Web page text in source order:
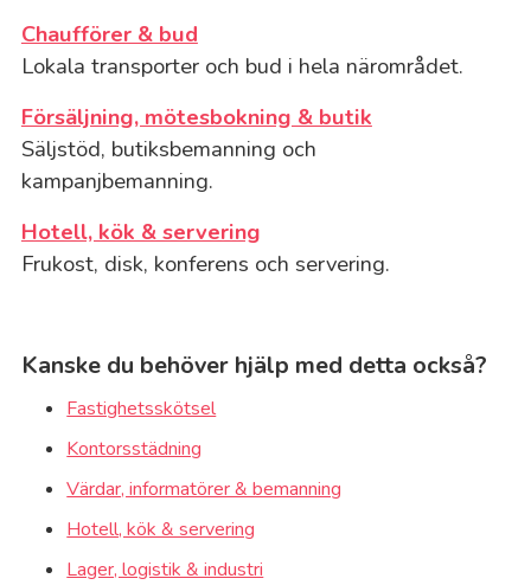
Chaufförer & bud
Lokala transporter och bud i hela närområdet.
Försäljning, mötesbokning & butik
Säljstöd, butiksbemanning och
kampanjbemanning.
Hotell, kök & servering
Frukost, disk, konferens och servering.
Kanske du behöver hjälp med detta också?
Fastighetsskötsel
Kontorsstädning
Värdar, informatörer & bemanning
Hotell, kök & servering
Lager, logistik & industri